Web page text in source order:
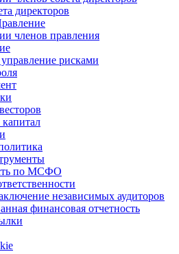
директоров
членов правления
рисками
по МСФО
независимых аудиторов
финансовая отчетность